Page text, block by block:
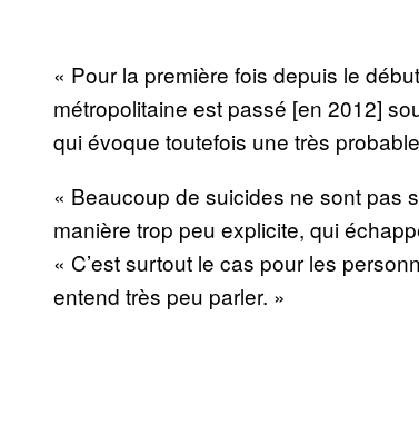
« Pour la première fois depuis le
métropolitaine est passé [en 2012]
qui évoque toutefois une très
« Beaucoup de suicides ne sont pas
manière trop peu explicite, qui
« C’est surtout le cas pour les
entend très peu parler. »